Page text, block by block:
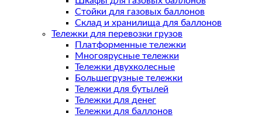
Стойки для газовых баллонов
Склад и хранилища для баллонов
Тележки для перевозки грузов
Платформенные тележки
Многоярусные тележки
Тележки двухколесные
Большегрузные тележки
Тележки для бутылей
Тележки для денег
Тележки для баллонов